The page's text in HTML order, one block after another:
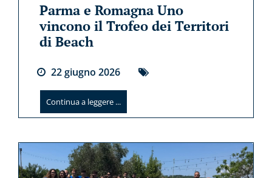
Parma e Romagna Uno
vincono il Trofeo dei Territori
di Beach
22giugno 2026
Continua a leggere ...